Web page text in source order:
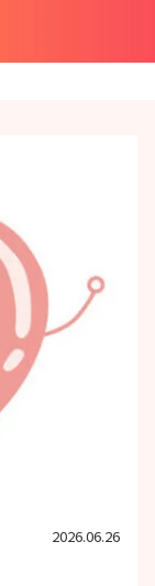
2026.06.26